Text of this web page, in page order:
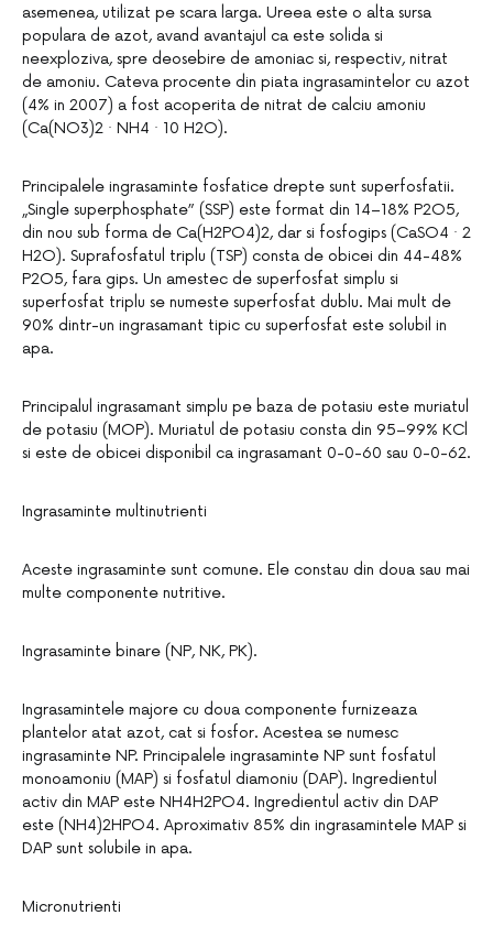
asemenea, utilizat pe scara larga. Ureea este o alta sursa
populara de azot, avand avantajul ca este solida si
neexploziva, spre deosebire de amoniac si, respectiv, nitrat
de amoniu. Cateva procente din piata ingrasamintelor cu azot
(4% in 2007) a fost acoperita de nitrat de calciu amoniu
(Ca(NO3)2 · NH4 · 10 H2O).
Principalele ingrasaminte fosfatice drepte sunt superfosfatii.
„Single superphosphate” (SSP) este format din 14–18% P2O5,
din nou sub forma de Ca(H2PO4)2, dar si fosfogips (CaSO4 · 2
H2O). Suprafosfatul triplu (TSP) consta de obicei din 44-48%
P2O5, fara gips. Un amestec de superfosfat simplu si
superfosfat triplu se numeste superfosfat dublu. Mai mult de
90% dintr-un ingrasamant tipic cu superfosfat este solubil in
apa.
Principalul ingrasamant simplu pe baza de potasiu este muriatul
de potasiu (MOP). Muriatul de potasiu consta din 95–99% KCl
si este de obicei disponibil ca ingrasamant 0-0-60 sau 0-0-62.
Ingrasaminte multinutrienti
Aceste ingrasaminte sunt comune. Ele constau din doua sau mai
multe componente nutritive.
Ingrasaminte binare (NP, NK, PK).
Ingrasamintele majore cu doua componente furnizeaza
plantelor atat azot, cat si fosfor. Acestea se numesc
ingrasaminte NP. Principalele ingrasaminte NP sunt fosfatul
monoamoniu (MAP) si fosfatul diamoniu (DAP). Ingredientul
activ din MAP este NH4H2PO4. Ingredientul activ din DAP
este (NH4)2HPO4. Aproximativ 85% din ingrasamintele MAP si
DAP sunt solubile in apa.
Micronutrienti